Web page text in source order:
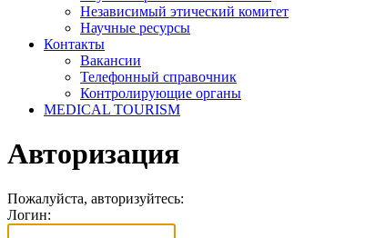
Независимый этический комитет
Научные ресурсы
Контакты
Вакансии
Телефонный справочник
Контролирующие органы
MEDICAL TOURISM
Авторизация
Пожалуйста, авторизуйтесь:
Логин: